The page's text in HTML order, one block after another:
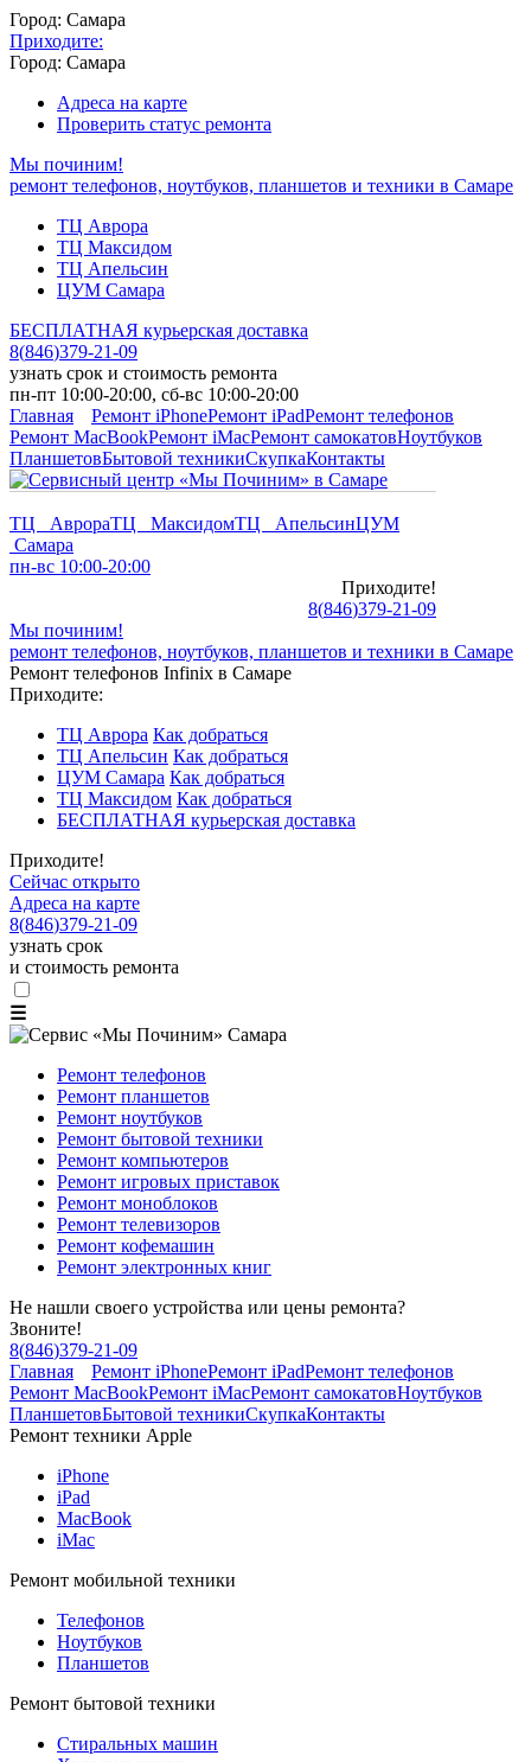
Город: Самара
Приходите:
Город: Самара
Адреса на карте
Проверить статус ремонта
Мы починим!
ремонт телефонов, ноутбуков, планшетов и техники в Самаре
ТЦ Аврора
ТЦ Максидом
ТЦ Апельсин
ЦУМ Самара
БЕСПЛАТНАЯ курьерская доставка
8(846)379-21-09
узнать срок и стоимость ремонта
пн-пт 10:00-20:00, сб-вс 10:00-20:00
Главная
Ремонт iPhoneРемонт iPadРемонт телефонов
Ремонт MacBookРемонт iMacРемонт самокатовНоутбуков
ПланшетовБытовой техникиСкупкаКонтакты
ТЦ АврораТЦ МаксидомТЦ АпельсинЦУМ
Самара
пн-вс 10:00-20:00
Приходите!
8(846)379-21-09
Мы починим!
ремонт телефонов, ноутбуков, планшетов и техники в Самаре
Ремонт телефонов Infinix в Самаре
Приходите:
ТЦ Аврора Как добраться
ТЦ Апельсин Как добраться
ЦУМ Самара Как добраться
ТЦ Максидом Как добраться
БЕСПЛАТНАЯ курьерская доставка
Приходите!
Сейчас открыто
Адреса на карте
8(846)379-21-09
узнать срок
и стоимость ремонта
☰
Ремонт телефонов
Ремонт планшетов
Ремонт ноутбуков
Ремонт бытовой техники
Ремонт компьютеров
Ремонт игровых приставок
Ремонт моноблоков
Ремонт телевизоров
Ремонт кофемашин
Ремонт электронных книг
Не нашли своего устройства или цены ремонта?
Звоните!
8(846)379-21-09
Главная
Ремонт iPhoneРемонт iPadРемонт телефонов
Ремонт MacBookРемонт iMacРемонт самокатовНоутбуков
ПланшетовБытовой техникиСкупкаКонтакты
Ремонт техники Apple
iPhone
iPad
MacBook
iMac
Ремонт мобильной техники
Телефонов
Ноутбуков
Планшетов
Ремонт бытовой техники
Стиральных машин